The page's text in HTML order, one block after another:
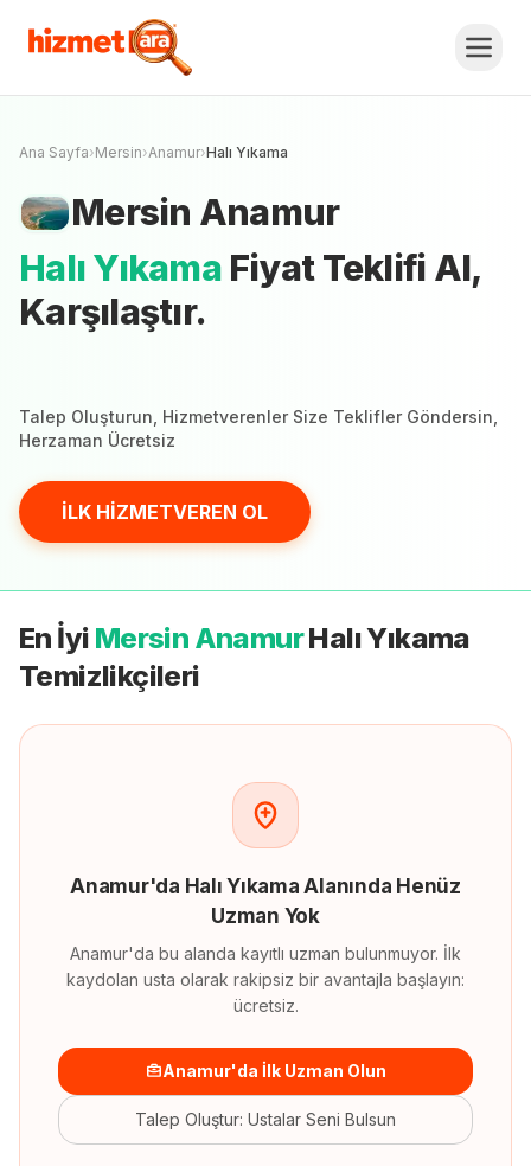
Halı Yıkama
Teklifi Al, Karşılaştır.
İLK HİZMETVEREN OL
Ana Sayfa›Mersin›Anamur›Halı Yıkama
Mersin Anamur
Halı YıkamaFiyat Teklifi Al,
Karşılaştır.
Talep Oluşturun, Hizmetverenler Size Teklifler Göndersin,
Herzaman Ücretsiz
İLK HİZMETVEREN OL
En İyi Mersin AnamurHalı Yıkama
Temizlikçileri
Anamur'da Halı Yıkama Alanında Henüz
Uzman Yok
Anamur'da bu alanda kayıtlı uzman bulunmuyor. İlk
kaydolan usta olarak rakipsiz bir avantajla başlayın:
ücretsiz.
Anamur'da İlk Uzman Olun
Talep Oluştur: Ustalar Seni Bulsun